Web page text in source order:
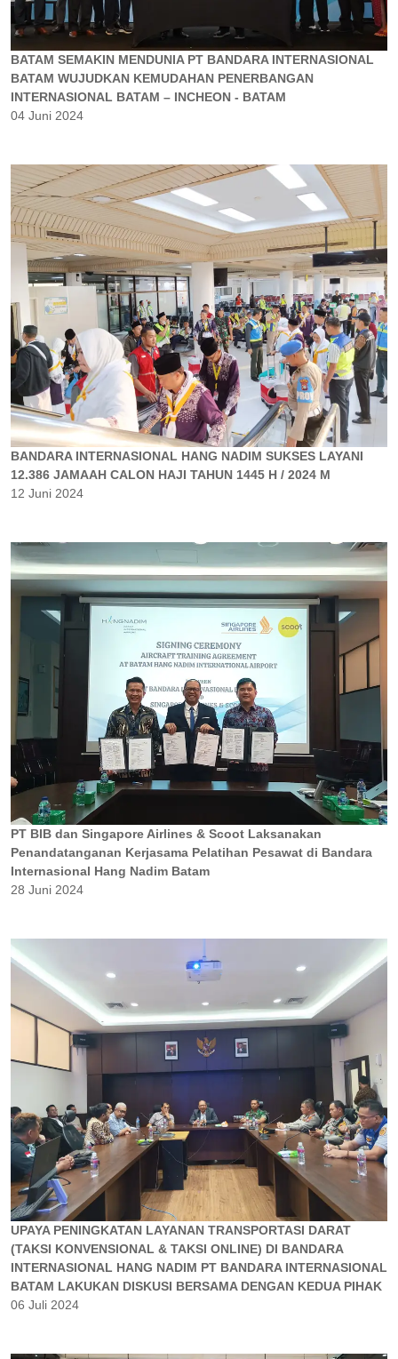
BATAM SEMAKIN MENDUNIA PT BANDARA INTERNASIONAL
BATAM WUJUDKAN KEMUDAHAN PENERBANGAN
INTERNASIONAL BATAM – INCHEON - BATAM
04 Juni 2024
BANDARA INTERNASIONAL HANG NADIM SUKSES LAYANI
12.386 JAMAAH CALON HAJI TAHUN 1445 H / 2024 M
12 Juni 2024
PT BIB dan Singapore Airlines & Scoot Laksanakan
Penandatanganan Kerjasama Pelatihan Pesawat di Bandara
Internasional Hang Nadim Batam
28 Juni 2024
UPAYA PENINGKATAN LAYANAN TRANSPORTASI DARAT
(TAKSI KONVENSIONAL & TAKSI ONLINE) DI BANDARA
INTERNASIONAL HANG NADIM PT BANDARA INTERNASIONAL
BATAM LAKUKAN DISKUSI BERSAMA DENGAN KEDUA PIHAK
06 Juli 2024